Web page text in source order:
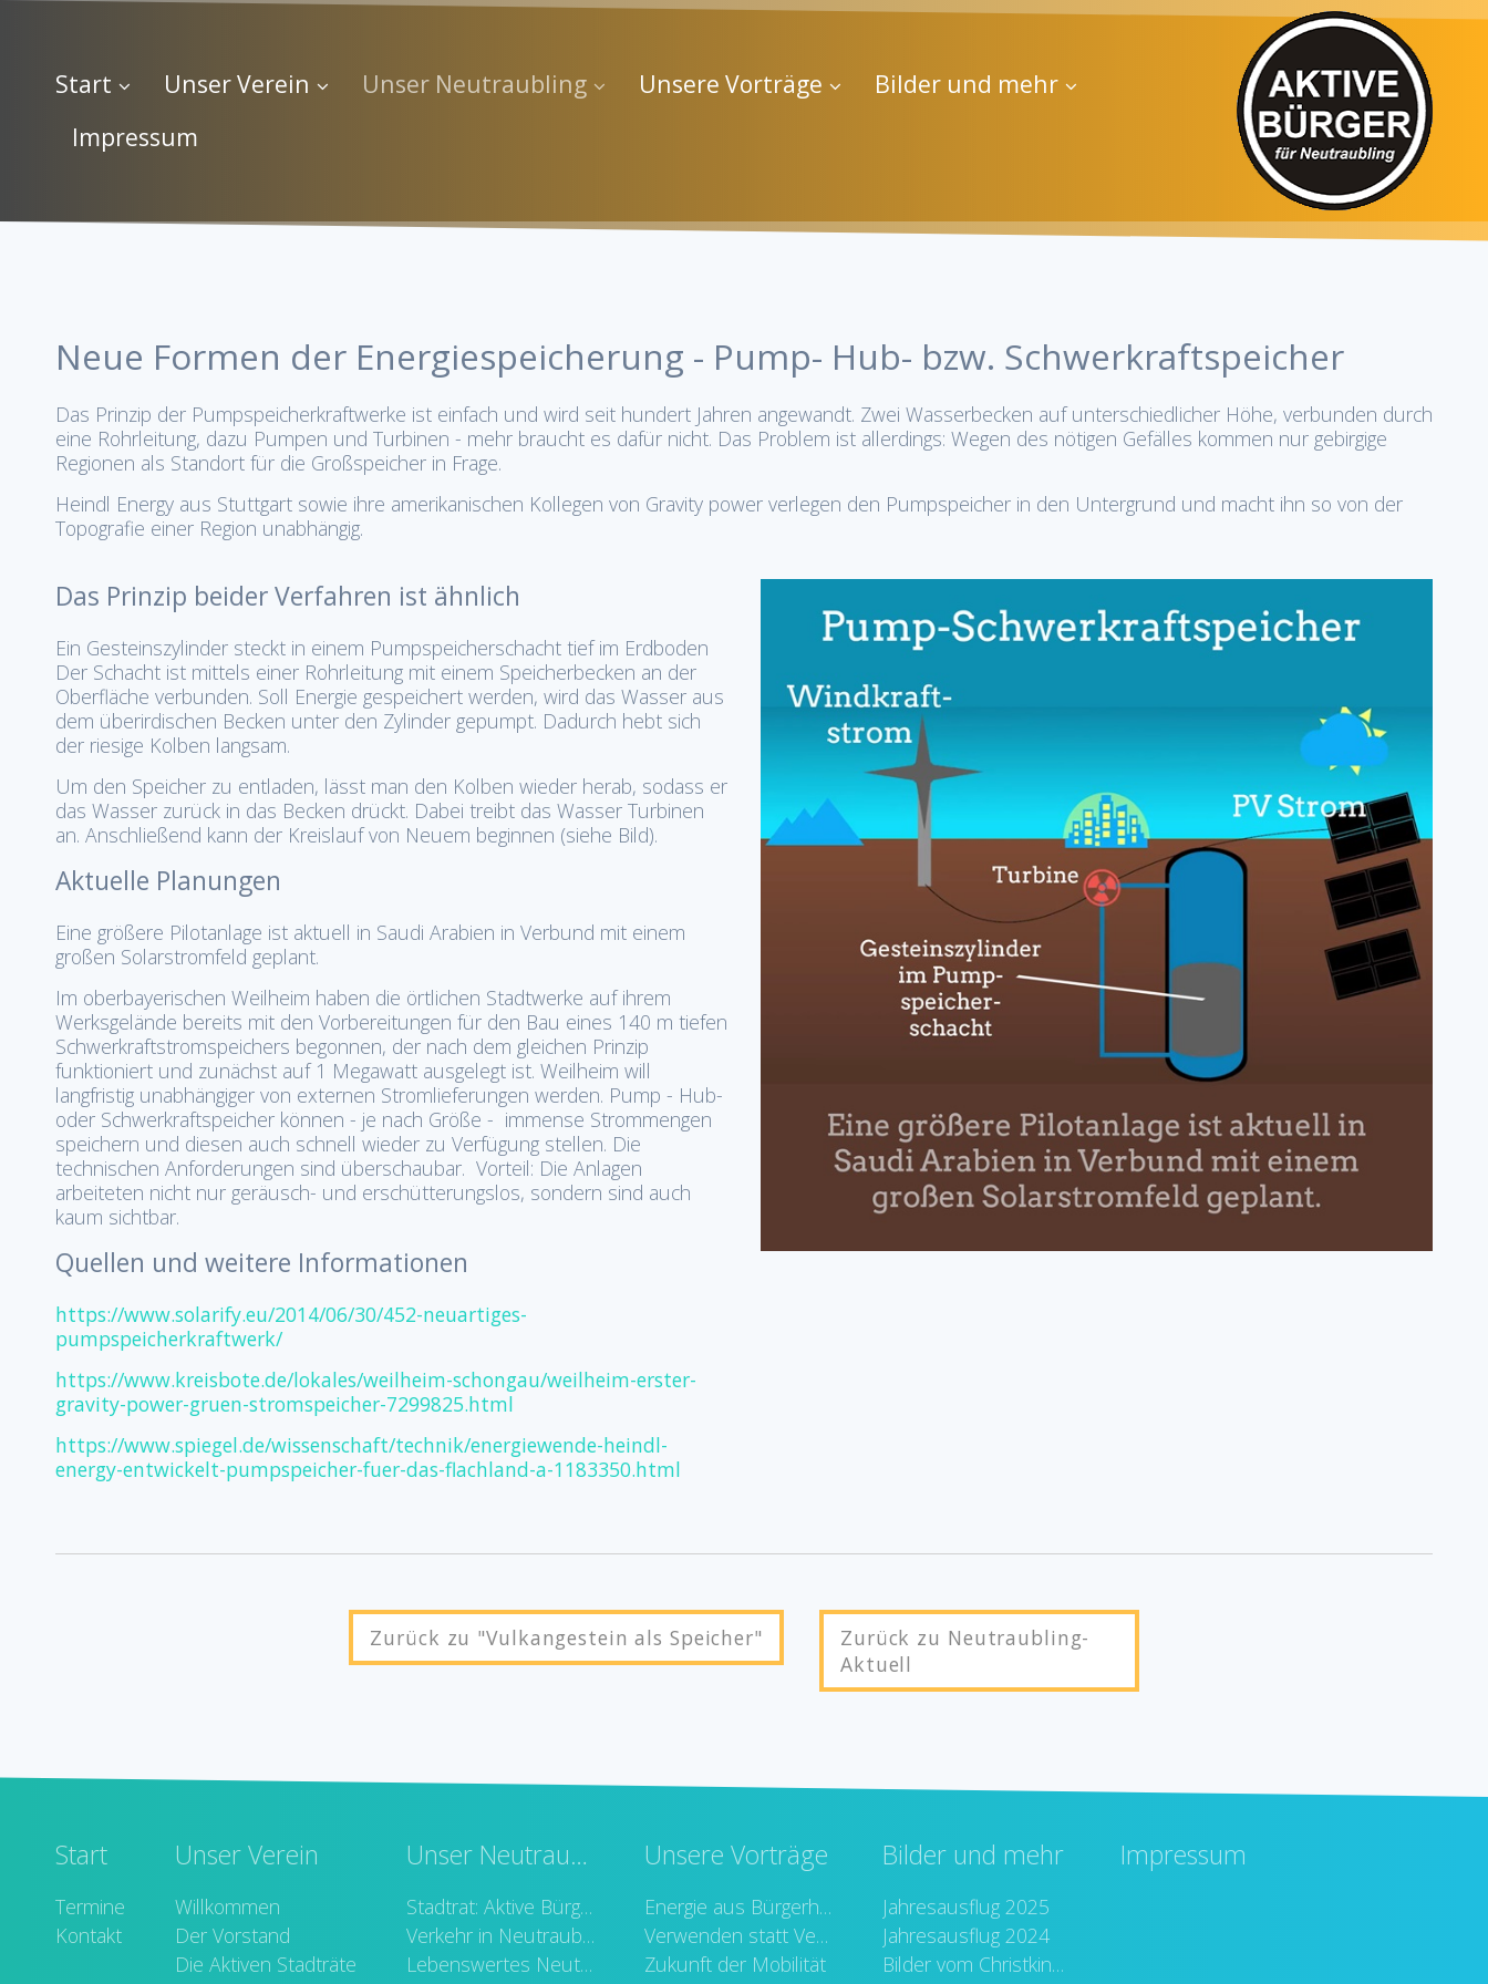
Start Unser Verein Unser Neutraubling Unsere Vorträge
Bilder und mehr
Impressum
Neue Formen der Energiespeicherung - Pump- Hub- bzw. Schwerkraftspeicher
Das Prinzip der Pumpspeicherkraftwerke ist einfach und wird seit hundert Jahren angewandt. Zwei Wasserbecken auf unterschiedlicher Höhe, verbunden durch
eine Rohrleitung, dazu Pumpen und Turbinen - mehr braucht es dafür nicht. Das Problem ist allerdings: Wegen des nötigen Gefälles kommen nur gebirgige
Regionen als Standort für die Großspeicher in Frage.
Heindl Energy aus Stuttgart sowie ihre amerikanischen Kollegen von Gravity power verlegen den Pumpspeicher in den Untergrund und macht ihn so von der
Topografie einer Region unabhängig.
Das Prinzip beider Verfahren ist ähnlich
Ein Gesteinszylinder steckt in einem Pumpspeicherschacht tief im Erdboden
Der Schacht ist mittels einer Rohrleitung mit einem Speicherbecken an der
Oberfläche verbunden. Soll Energie gespeichert werden, wird das Wasser aus
dem überirdischen Becken unter den Zylinder gepumpt. Dadurch hebt sich
der riesige Kolben langsam.
Um den Speicher zu entladen, lässt man den Kolben wieder herab, sodass er
das Wasser zurück in das Becken drückt. Dabei treibt das Wasser Turbinen
an. Anschließend kann der Kreislauf von Neuem beginnen (siehe Bild).
Aktuelle Planungen
Eine größere Pilotanlage ist aktuell in Saudi Arabien in Verbund mit einem
großen Solarstromfeld geplant.
Im oberbayerischen Weilheim haben die örtlichen Stadtwerke auf ihrem
Werksgelände bereits mit den Vorbereitungen für den Bau eines 140 m tiefen
Schwerkraftstromspeichers begonnen, der nach dem gleichen Prinzip
funktioniert und zunächst auf 1 Megawatt ausgelegt ist. Weilheim will
langfristig unabhängiger von externen Stromlieferungen werden. Pump - Hub-
oder Schwerkraftspeicher können - je nach Größe - immense Strommengen
speichern und diesen auch schnell wieder zu Verfügung stellen. Die
technischen Anforderungen sind überschaubar. Vorteil: Die Anlagen
arbeiteten nicht nur geräusch- und erschütterungslos, sondern sind auch
kaum sichtbar.
Quellen und weitere Informationen
https://www.solarify.eu/2014/06/30/452-neuartiges-
pumpspeicherkraftwerk/
https://www.kreisbote.de/lokales/weilheim-schongau/weilheim-erster-
gravity-power-gruen-stromspeicher-7299825.html
https://www.spiegel.de/wissenschaft/technik/energiewende-heindl-
energy-entwickelt-pumpspeicher-fuer-das-flachland-a-1183350.html
Zurück zu "Vulkangestein als Speicher"
Zurück zu Neutraubling-
Aktuell
Start
Termine
Kontakt
Unser Verein
Willkommen
Der Vorstand
Die Aktiven Stadträte
Unser Neutraubling
Stadtrat: Aktive Bürger / Grüne
Verkehr in Neutraubling
Lebenswertes Neutraubling
Unsere Vorträge
Energie aus Bürgerhand
Verwenden statt Verschwenden
Zukunft der Mobilität
Bilder und mehr
Jahresausflug 2025
Jahresausflug 2024
Bilder vom Christkindlmarkt
Impressum